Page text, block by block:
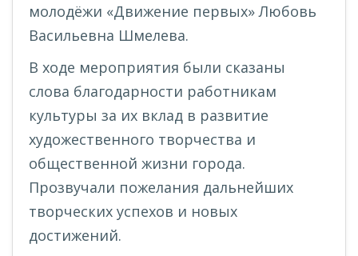
молодёжи «Движение первых» Любовь
Васильевна Шмелева.
В ходе мероприятия были сказаны
слова благодарности работникам
культуры за их вклад в развитие
художественного творчества и
общественной жизни города.
Прозвучали пожелания дальнейших
творческих успехов и новых
достижений.